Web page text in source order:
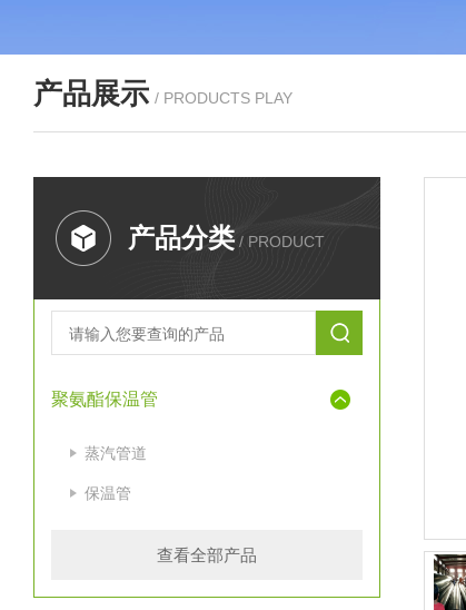
产品展示 / PRODUCTS PLAY
产品分类 / PRODUCT
聚氨酯保温管
蒸汽管道
保温管
查看全部产品